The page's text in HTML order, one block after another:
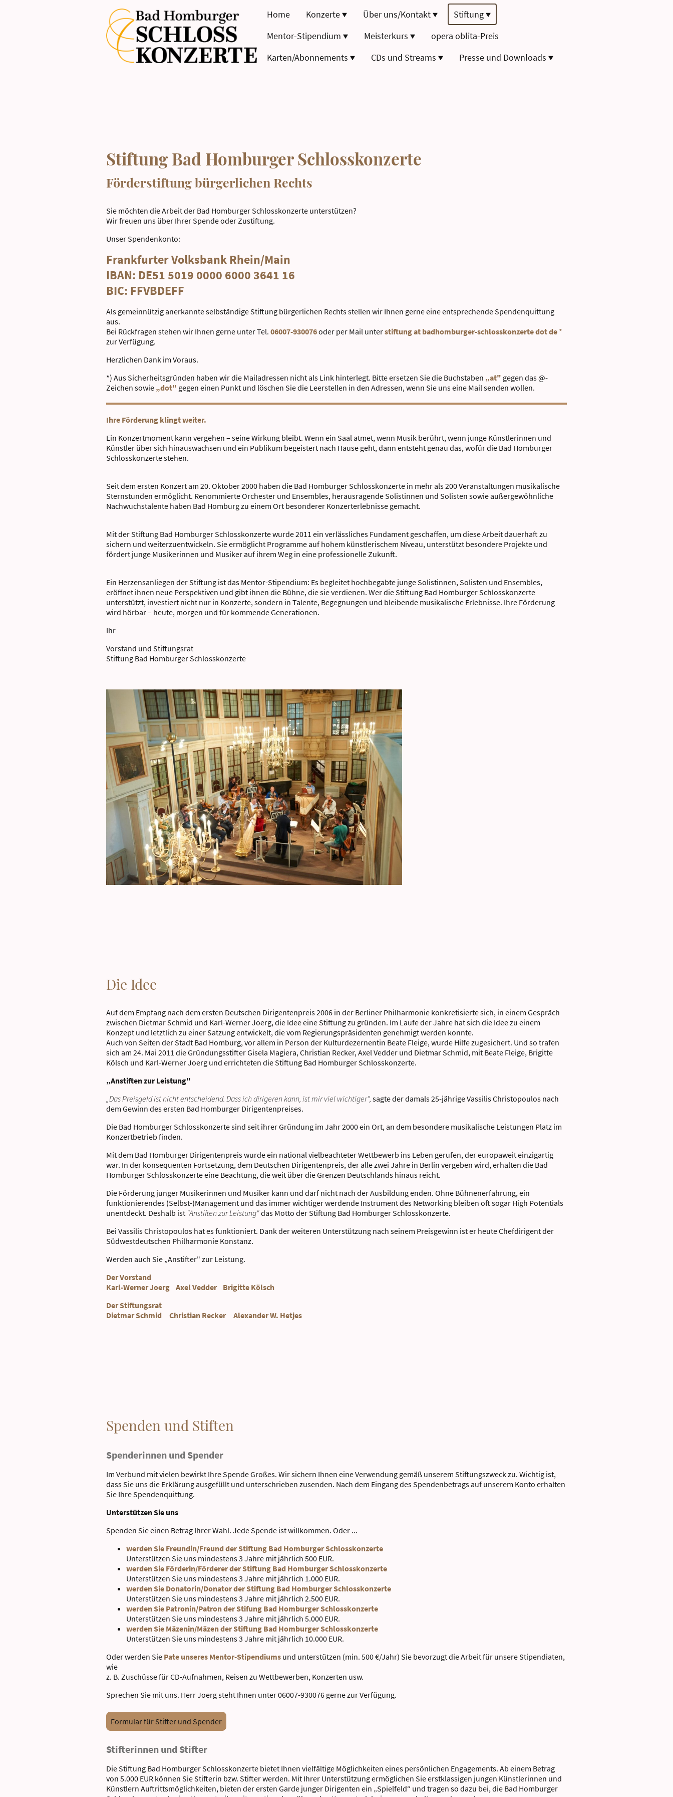
Home Konzerte Über uns/Kontakt
Stiftung
Mentor-Stipendium
Meisterkurs
opera oblita-Preis
Karten/Abonnements
CDs und Streams Presse und Downloads
Stiftung Bad Homburger Schlosskonzerte
Förderstiftung bürgerlichen Rechts
Sie möchten die Arbeit der Bad Homburger Schlosskonzerte unterstützen?
Wir freuen uns über Ihrer Spende oder Zustiftung.
Unser Spendenkonto:
Frankfurter Volksbank Rhein/Main
IBAN: DE51 5019 0000 6000 3641 16
BIC: FFVBDEFF
Als gemeinnützig anerkannte selbständige Stiftung bürgerlichen Rechts stellen wir Ihnen gerne eine entsprechende Spendenquittung
aus.
Bei Rückfragen stehen wir Ihnen gerne unter Tel. 06007-930076oder per Mail unterstiftung at badhomburger-schlosskonzerte dot de *
zur Verfügung.
Herzlichen Dank im Voraus.
*) Aus Sicherheitsgründen haben wir die Mailadressen nicht als Link hinterlegt. Bitte ersetzen Sie die Buchstaben „at" gegen das @ -
Zeichen sowie „dot" gegen einen Punkt und löschen Sie die Leerstellen in den Adressen, wenn Sie uns eine Mail senden wollen.
Ihre Förderung klingt weiter.
Ein Konzertmoment kann vergehen – seine Wirkung bleibt. Wenn ein Saal atmet, wenn Musik berührt, wenn junge Künstlerinnen und
Künstler über sich hinauswachsen und ein Publikum begeistert nach Hause geht, dann entsteht genau das, wofür die Bad Homburger
Schlosskonzerte stehen.
Seit dem ersten Konzert am 20. Oktober 2000 haben die Bad Homburger Schlosskonzerte in mehr als 200 Veranstaltungen musikalische
Sternstunden ermöglicht. Renommierte Orchester und Ensembles, herausragende Solistinnen und Solisten sowie außergewöhnliche
Nachwuchstalente haben Bad Homburg zu einem Ort besonderer Konzerterlebnisse gemacht.
Mit der Stiftung Bad Homburger Schlosskonzerte wurde 2011 ein verlässliches Fundament geschaffen, um diese Arbeit dauerhaft zu
sichern und weiterzuentwickeln. Sie ermöglicht Programme auf hohem künstlerischem Niveau, unterstützt besondere Projekte und
fördert junge Musikerinnen und Musiker auf ihrem Weg in eine professionelle Zukunft.
Ein Herzensanliegen der Stiftung ist das Mentor-Stipendium: Es begleitet hochbegabte junge Solistinnen, Solisten und Ensembles,
eröffnet ihnen neue Perspektiven und gibt ihnen die Bühne, die sie verdienen. Wer die Stiftung Bad Homburger Schlosskonzerte
unterstützt, investiert nicht nur in Konzerte, sondern in Talente, Begegnungen und bleibende musikalische Erlebnisse. Ihre Förderung
wird hörbar – heute, morgen und für kommende Generationen.
Ihr
Vorstand und Stiftungsrat
Stiftung Bad Homburger Schlosskonzerte
Die Idee
Auf dem Empfang nach dem ersten Deutschen Dirigentenpreis 2006 in der Berliner Philharmonie konkretisierte sich, in einem Gespräch
zwischen Dietmar Schmid und Karl-Werner Joerg, die Idee eine Stiftung zu gründen. Im Laufe der Jahre hat sich die Idee zu einem
Konzept und letztlich zu einer Satzung entwickelt, die vom Regierungspräsidenten genehmigt werden konnte.
Auch von Seiten der Stadt Bad Homburg, vor allem in Person der Kulturdezernentin Beate Fleige, wurde Hilfe zugesichert. Und so trafen
sich am 24. Mai 2011 die Gründungsstifter Gisela Magiera, Christian Recker, Axel Vedder und Dietmar Schmid, mit Beate Fleige, Brigitte
Kölsch und Karl-Werner Joerg und errichteten die Stiftung Bad Homburger Schlosskonzerte.
„Anstiften zur Leistung"
„Das Preisgeld ist nicht entscheidend. Dass ich dirigeren kann, ist mir viel wichtiger", sagte der damals 25-jährige Vassilis Christopoulos nach
dem Gewinn des ersten Bad Homburger Dirigentenpreises.
Die Bad Homburger Schlosskonzerte sind seit ihrer Gründung im Jahr 2000 ein Ort, an dem besondere musikalische Leistungen Platz im
Konzertbetrieb finden.
Mit dem Bad Homburger Dirigentenpreis wurde ein national vielbeachteter Wettbewerb ins Leben gerufen, der europaweit einzigartig
war. In der konsequenten Fortsetzung, dem Deutschen Dirigentenpreis, der alle zwei Jahre in Berlin vergeben wird, erhalten die Bad
Homburger Schlosskonzerte eine Beachtung, die weit über die Grenzen Deutschlands hinaus reicht.
Die Förderung junger Musikerinnen und Musiker kann und darf nicht nach der Ausbildung enden. Ohne Bühnenerfahrung, ein
funktionierendes (Selbst-)Management und das immer wichtiger werdende Instrument des Networking bleiben oft sogar High Potentials
unentdeckt. Deshalb ist "Anstiften zur Leistung"das Motto der Stiftung Bad Homburger Schlosskonzerte.
Bei Vassilis Christopoulos hat es funktioniert. Dank der weiteren Unterstützung nach seinem Preisgewinn ist er heute Chefdirigent der
Südwestdeutschen Philharmonie Konstanz.
Werden auch Sie „Anstifter" zur Leistung.
Der Vorstand
Karl-Werner Joerg Axel Vedder Brigitte Kölsch
Der Stiftungsrat
Dietmar Schmid Christian Recker Alexander W. Hetjes
Spenden und Stiften
Spenderinnen und Spender
Im Verbund mit vielen bewirkt Ihre Spende Großes. Wir sichern Ihnen eine Verwendung gemäß unserem Stiftungszweck zu. Wichtig ist,
dass Sie uns die Erklärung ausgefüllt und unterschrieben zusenden. Nach dem Eingang des Spendenbetrags auf unserem Konto erhalten
Sie Ihre Spendenquittung.
Unterstützen Sie uns
Spenden Sie einen Betrag Ihrer Wahl. Jede Spende ist willkommen. Oder ...
werden Sie Freundin/Freund der Stiftung Bad Homburger Schlosskonzerte
Unterstützen Sie uns mindestens 3 Jahre mit jährlich 500 EUR.
werden Sie Förderin/Förderer der Stiftung Bad Homburger Schlosskonzerte
Unterstützen Sie uns mindestens 3 Jahre mit jährlich 1.000 EUR.
werden Sie Donatorin/Donator der Stiftung Bad Homburger Schlosskonzerte
Unterstützen Sie uns mindestens 3 Jahre mit jährlich 2.500 EUR.
werden Sie Patronin/Patron der Stifung Bad Homburger Schlosskonzerte
Unterstützen Sie uns mindestens 3 Jahre mit jährlich 5.000 EUR.
werden Sie Mäzenin/Mäzen der Stiftung Bad Homburger Schlosskonzerte
Unterstützen Sie uns mindestens 3 Jahre mit jährlich 10.000 EUR.
Oder werden Sie Pate unseres Mentor-Stipendiums und unterstützen (min. 500 €/Jahr) Sie bevorzugt die Arbeit für unsere Stipendiaten,
wie
z. B. Zuschüsse für CD-Aufnahmen, Reisen zu Wettbewerben, Konzerten usw.
Sprechen Sie mit uns. Herr Joerg steht Ihnen unter 06007-930076 gerne zur Verfügung.
Formular für Stifter und Spender
Stifterinnen und Stifter
Die Stiftung Bad Homburger Schlosskonzerte bietet Ihnen vielfältige Möglichkeiten eines persönlichen Engagements. Ab einem Betrag
von 5.000 EUR können Sie Stifterin bzw. Stifter werden. Mit Ihrer Unterstützung ermöglichen Sie erstklassigen jungen Künstlerinnen und
Künstlern Auftrittsmöglichkeiten, bieten der ersten Garde junger Dirigenten ein „Spielfeld“ und tragen so dazu bei, die Bad Homburger